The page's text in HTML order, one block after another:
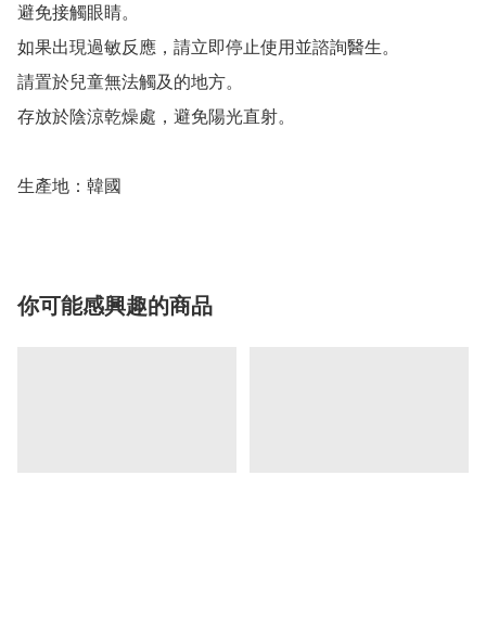
避免接觸眼睛。
如果出現過敏反應，請立即停止使用並諮詢醫生。
請置於兒童無法觸及的地方。
存放於陰涼乾燥處，避免陽光直射。
生產地：韓國
你可能感興趣的商品